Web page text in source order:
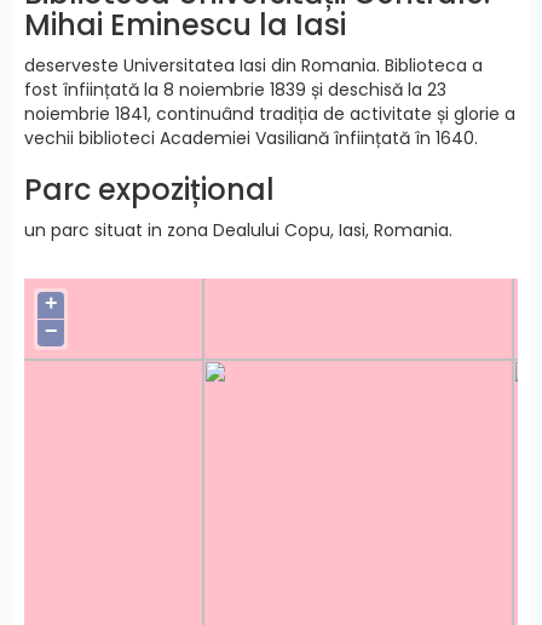
Mihai Eminescu la Iasi
deserveste Universitatea Iasi din Romania. Biblioteca a
fost înființată la 8 noiembrie 1839 și deschisă la 23
noiembrie 1841, continuând tradiția de activitate și glorie a
vechii biblioteci Academiei Vasiliană înființată în 1640.
Parc expozițional
un parc situat in zona Dealului Copu, Iasi, Romania.
+
−